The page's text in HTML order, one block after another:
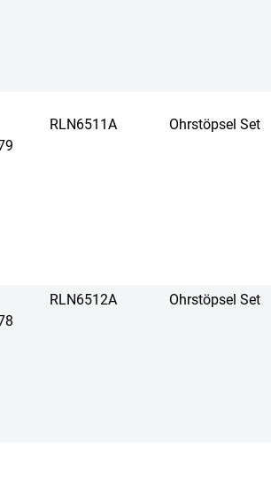
RLN6511A Ohrstöpsel Set
RLN6512A Ohrstöpsel Set